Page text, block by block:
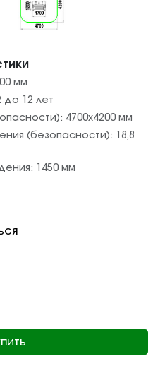
мм
до 12 лет
4700х4200 мм
(безопасности):
18,8
1450мм